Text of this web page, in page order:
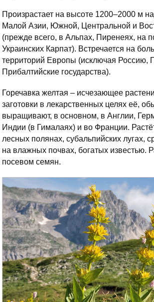
Произрастает на высоте 1200–2000 м
Малой Азии, Южной, Центральной и
(прежде всего, в Альпах, Пиренеях, на
Украинских Карпат). Встречается на
территорий Европы (исключая Россию,
Прибалтийские государства).
Горечавка желтая – исчезающее
заготовки в лекарственных целях её,
выращивают, в основном, в Англии,
Индии (в Гималаях) и во Франции.
лесных полянах, субальпийских лугах,
на влажных почвах, богатых известью.
посевом семян.